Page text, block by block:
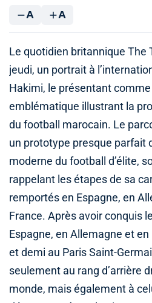
A A
Le quotidien britannique The
jeudi, un portrait à
Hakimi, le présentant
emblématique illustrant la
du football marocain. Le
un prototype presque parfait
moderne du football d’élite,
rappelant les étapes de sa
remportés en Espagne, en
France. Après avoir conquis
Espagne, en Allemagne et
et demi au Paris Saint-
seulement au rang d’arrière
monde, mais également à